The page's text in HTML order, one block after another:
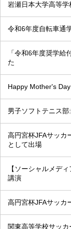
岩瀬日本大学高等
令和6年度自転車通
「令和6年度奨学給
た
Happy Mother's
男子ソフトテニス
高円宮杯JFAサッカ
として出場
【ソーシャルメデ
講演
高円宮杯JFAサッカ
関東高等学校サッ